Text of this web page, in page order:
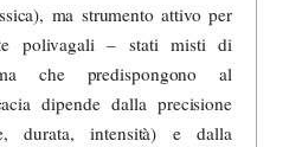
ma strumento attivo per
polivagali – stati misti di
che predispongono al
dipende dalla precisione
durata, intensità) e dalla